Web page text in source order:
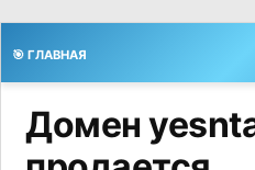
🎯 ГЛАВНАЯ
Домен